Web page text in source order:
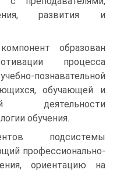
развития и
образован
процесса
познавательной
обучающей и
деятельности
обучения.
подсистемы
профессионально-
ориентацию на